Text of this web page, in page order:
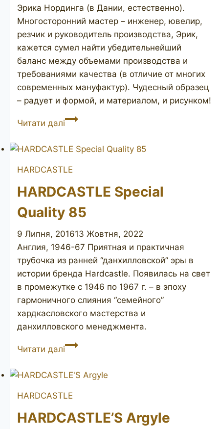
Эрика Нординга (в Дании, естественно).
Многосторонний мастер – инженер, ювелир,
резчик и руководитель производства, Эрик,
кажется сумел найти убедительнейший
баланс между объемами производства и
требованиями качества (в отличие от многих
современных мануфактур). Чудесный образец
– радует и формой, и материалом, и рисунком!
Читати даліNØRDING
HARDCASTLE
HARDCASTLE Special
Quality 85
9 Липня, 201613 Жовтня, 2022
Англия, 1946-67 Приятная и практичная
трубочка из ранней “данхилловской” эры в
истории бренда Hardcastle. Появилась на свет
в промежутке с 1946 по 1967 г. – в эпоху
гармоничного слияния “семейного”
хардкасловского мастерства и
данхилловского менеджмента.
Читати даліHARDCASTLE
Quality
HARDCASTLE
HARDCASTLE’S Argyle